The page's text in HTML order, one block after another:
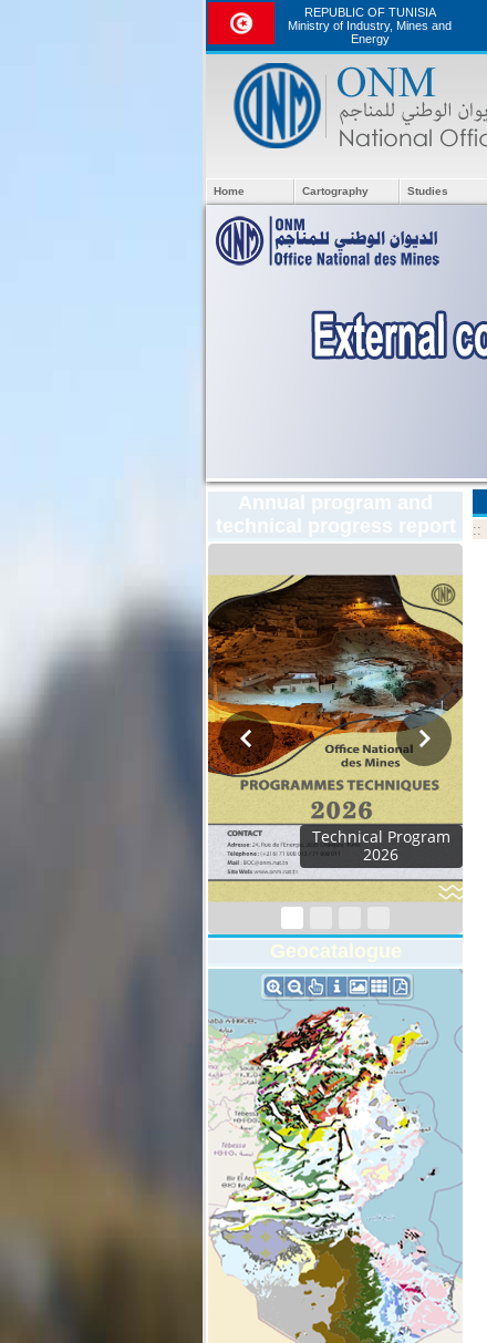
REPUBLIC OF TUNISIA
Ministry of Industry, Mines and
Energy
Home Cartography Studies
Annual program and
technical progress report
Technical Program
2026
Geocatalogue
::